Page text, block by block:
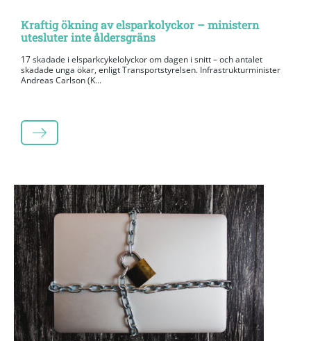
Kraftig ökning av elsparkolyckor – ministern
utesluter inte åldersgräns
17 skadade i elsparkcykelolyckor om dagen i snitt – och antalet
skadade unga ökar, enligt Transportstyrelsen. Infrastrukturminister
Andreas Carlson (K...
LÄS MER